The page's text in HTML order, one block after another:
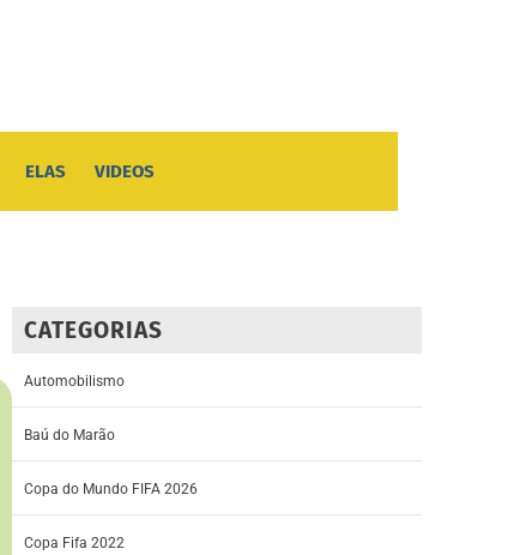
ELAS VIDEOS
CATEGORIAS
Automobilismo
Baú do Marão
Copa do Mundo FIFA 2026
Copa Fifa 2022